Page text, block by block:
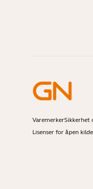
VaremerkerSikkerhet
Lisenser for åpen